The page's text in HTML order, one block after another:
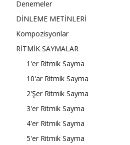
Denemeler
DİNLEME METİNLERİ
Kompozisyonlar
RİTMİK SAYMALAR
1'er Ritmik Sayma
10'ar Ritmik Sayma
2'Şer Ritmik Sayma
3'er Ritmik Sayma
4'er Ritmik Sayma
5'er Ritmik Sayma